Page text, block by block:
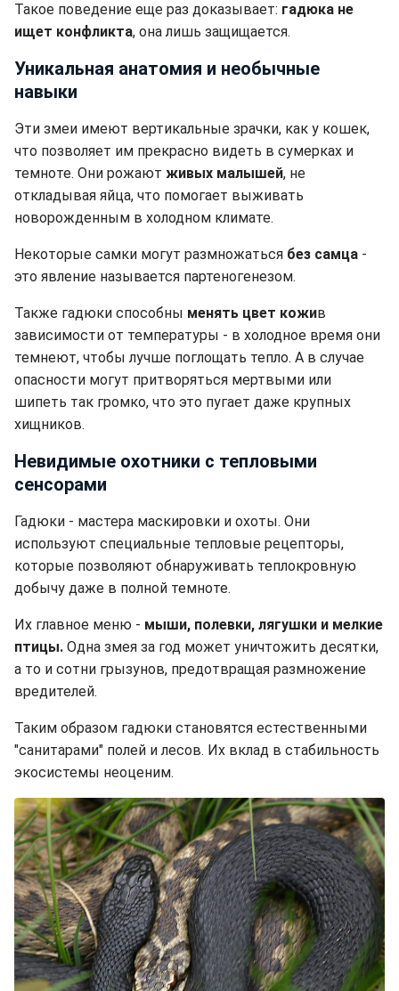
Такое поведение еще раз доказывает: гадюка не
ищет конфликта, она лишь защищается.
Уникальная анатомия и необычные
навыки
Эти змеи имеют вертикальные зрачки, как у кошек,
что позволяет им прекрасно видеть в сумерках и
темноте. Они рожают живых малышей, не
откладывая яйца, что помогает выживать
новорожденным в холодном климате.
Некоторые самки могут размножаться без самца -
это явление называется партеногенезом.
Также гадюки способны менять цвет кожив
зависимости от температуры - в холодное время они
темнеют, чтобы лучше поглощать тепло. А в случае
опасности могут притворяться мертвыми или
шипеть так громко, что это пугает даже крупных
хищников.
Невидимые охотники с тепловыми
сенсорами
Гадюки - мастера маскировки и охоты. Они
используют специальные тепловые рецепторы,
которые позволяют обнаруживать теплокровную
добычу даже в полной темноте.
Их главное меню - мыши, полевки, лягушки и мелкие
птицы. Одна змея за год может уничтожить десятки,
а то и сотни грызунов, предотвращая размножение
вредителей.
Таким образом гадюки становятся естественными
"санитарами" полей и лесов. Их вклад в стабильность
экосистемы неоценим.